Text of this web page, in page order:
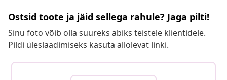
Ostsid toote ja jäid sellega rahule? Jaga pilti!
Sinu foto võib olla suureks abiks teistele klientidele.
Pildi üleslaadimiseks kasuta allolevat linki.